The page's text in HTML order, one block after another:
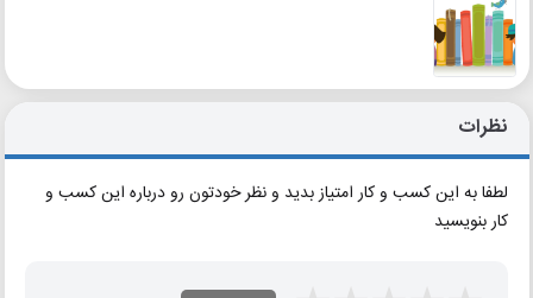
نظرات
لطفا به این کسب و کار امتیاز بدید و نظر خودتون رو درباره این کسب و
کار بنویسید